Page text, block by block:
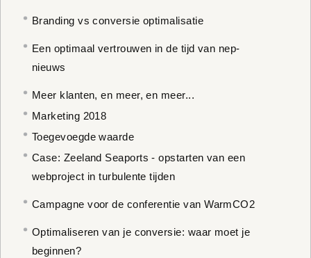
Branding vs conversie optimalisatie
Een optimaal vertrouwen in de tijd van nep-
nieuws
Meer klanten, en meer, en meer...
Marketing 2018
Toegevoegde waarde
Case: Zeeland Seaports - opstarten van een
webproject in turbulente tijden
Campagne voor de conferentie van WarmCO2
Optimaliseren van je conversie: waar moet je
beginnen?